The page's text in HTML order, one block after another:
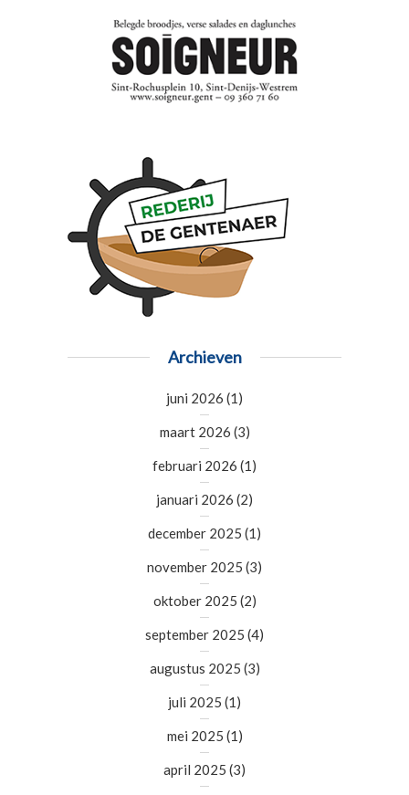
Archieven
juni 2026 (1)
maart 2026 (3)
februari 2026 (1)
januari 2026 (2)
december 2025 (1)
november 2025 (3)
oktober 2025 (2)
september 2025 (4)
augustus 2025 (3)
juli 2025 (1)
mei 2025 (1)
april 2025 (3)